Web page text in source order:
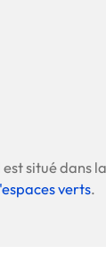
Votre visibilité
Vos kits de
situé dans
verts.